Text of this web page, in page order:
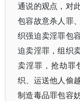
通说的观点，对
包容故意杀人罪
织强迫卖淫罪包
迫卖淫罪，组织
卖淫罪，抢劫罪
织、运送他人偷
制造毒品罪包容